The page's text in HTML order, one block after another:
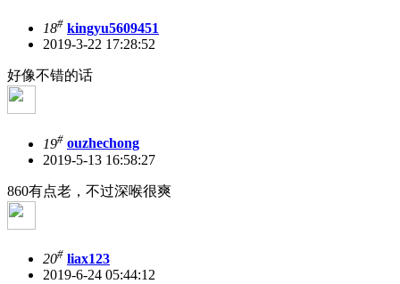
18# kingyu5609451
2019-3-22 17:28:52
好像不错的话
19# ouzhechong
2019-5-13 16:58:27
860有点老，不过深喉很爽
20# liax123
2019-6-24 05:44:12